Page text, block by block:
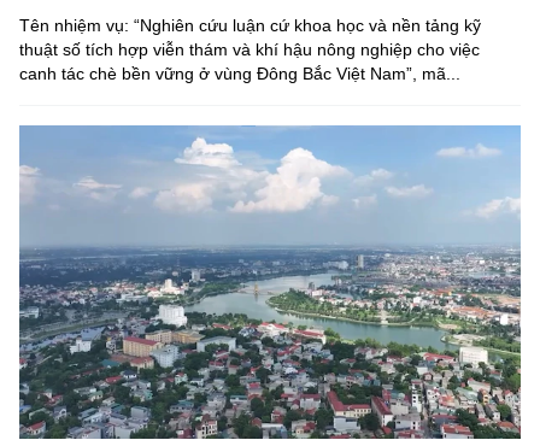
Tên nhiệm vụ: “Nghiên cứu luận cứ khoa học và nền tảng kỹ
thuật số tích hợp viễn thám và khí hậu nông nghiệp cho việc
canh tác chè bền vững ở vùng Đông Bắc Việt Nam”, mã...